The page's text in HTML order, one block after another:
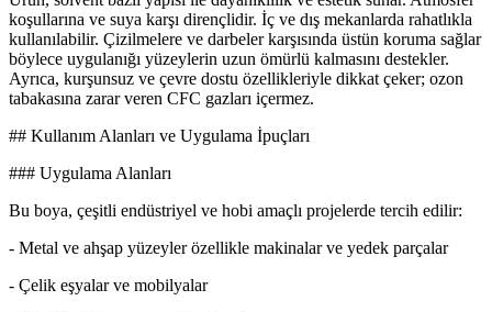
koşullarına ve suya karşı dirençlidir. İç ve dış mekanlarda rahatlıkla
kullanılabilir. Çizilmelere ve darbeler karşısında üstün koruma sağlar
böylece uygulanığı yüzeylerin uzun ömürlü kalmasını destekler.
Ayrıca, kurşunsuz ve çevre dostu özellikleriyle dikkat çeker; ozon
tabakasına zarar veren CFC gazları içermez.
## Kullanım Alanları ve Uygulama İpuçları
### Uygulama Alanları
Bu boya, çeşitli endüstriyel ve hobi amaçlı projelerde tercih edilir:
- Metal ve ahşap yüzeyler özellikle makinalar ve yedek parçalar
- Çelik eşyalar ve mobilyalar